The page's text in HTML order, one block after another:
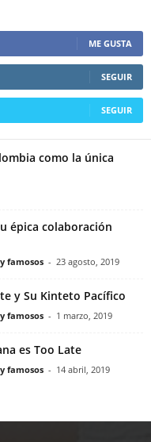
ME GUSTA
SEGUIR
SEGUIR
como la única
épica colaboración
famosos - 23 agosto, 2019
y Su Kinteto Pacífico
famosos - 1 marzo, 2019
es Too Late
famosos - 14 abril, 2019